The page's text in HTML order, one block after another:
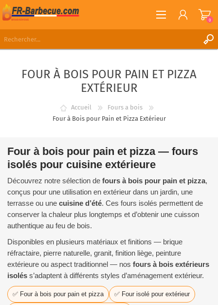
CONNEXION
0
FOUR À BOIS POUR PAIN ET PIZZA
EXTÉRIEUR
Accueil
Fours a bois
Four à Bois pour Pain et Pizza Extérieur
Four à bois pour pain et pizza — fours
isolés pour cuisine extérieure
Découvrez notre sélection de fours à bois pour pain et pizza,
conçus pour une utilisation en extérieur dans un jardin, une
terrasse ou une cuisine d’été. Ces fours isolés permettent de
conserver la chaleur plus longtemps et d’obtenir une cuisson
authentique au feu de bois.
Disponibles en plusieurs matériaux et finitions — brique
réfractaire, pierre naturelle, granit, finition liège, peinture
extérieure ou aspect traditionnel — nos fours à bois extérieurs
isolés s’adaptent à différents styles d’aménagement extérieur.
✅ Four à bois pour pain et pizza ✅ Four isolé pour extérieur